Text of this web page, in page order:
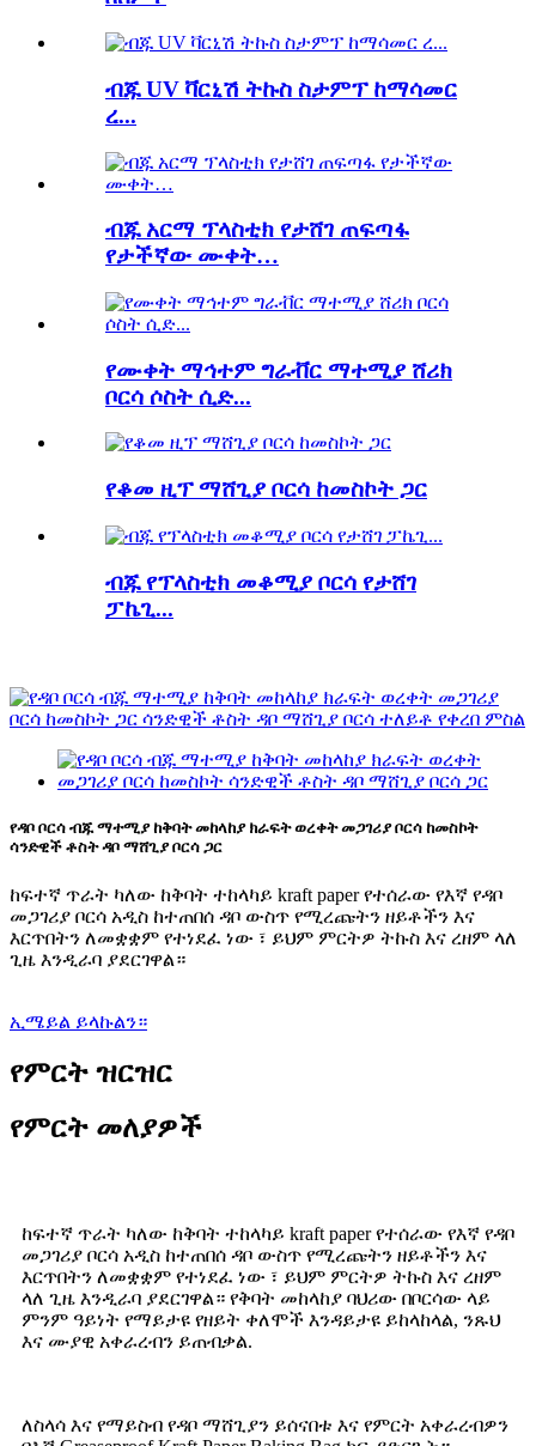
ብጁ UV ቫርኒሽ ትኩስ ስታምፕ ከማሳመር
ረ...
ብጁ አርማ ፕላስቲክ የታሸገ ጠፍጣፋ
የታችኛው ሙቀት…
የሙቀት ማኅተም ግራቭር ማተሚያ ሸሪክ
ቦርሳ ሶስት ሲድ...
የቆመ ዚፕ ማሸጊያ ቦርሳ ከመስኮት ጋር
ብጁ የፕላስቲክ መቆሚያ ቦርሳ የታሸገ
ፓኬጊ...
የዳቦ ቦርሳ ብጁ ማተሚያ ከቅባት መከላከያ ክራፍት ወረቀት መጋገሪያ ቦርሳ ከመስኮት
ሳንድዊች ቶስት ዳቦ ማሸጊያ ቦርሳ ጋር
ከፍተኛ ጥራት ካለው ከቅባት ተከላካይ kraft paper የተሰራው የእኛ የዳቦ
መጋገሪያ ቦርሳ አዲስ ከተጠበሰ ዳቦ ውስጥ የሚረጩትን ዘይቶችን እና
እርጥበትን ለመቋቋም የተነደፈ ነው ፣ ይህም ምርትዎ ትኩስ እና ረዘም ላለ
ጊዜ እንዲራባ ያደርገዋል።
ኢሜይል ይላኩልን።
የምርት ዝርዝር
የምርት መለያዎች
ከፍተኛ ጥራት ካለው ከቅባት ተከላካይ kraft paper የተሰራው የእኛ የዳቦ
መጋገሪያ ቦርሳ አዲስ ከተጠበሰ ዳቦ ውስጥ የሚረጩትን ዘይቶችን እና
እርጥበትን ለመቋቋም የተነደፈ ነው ፣ ይህም ምርትዎ ትኩስ እና ረዘም
ላለ ጊዜ እንዲራባ ያደርገዋል። የቅባት መከላከያ ባህሪው በቦርሳው ላይ
ምንም ዓይነት የማይታዩ የዘይት ቀለሞች እንዳይታዩ ይከላከላል, ንጹህ
እና ሙያዊ አቀራረብን ይጠብቃል.
ለስላሳ እና የማይስብ የዳቦ ማሸጊያን ይሰናበቱ እና የምርት አቀራረብዎን